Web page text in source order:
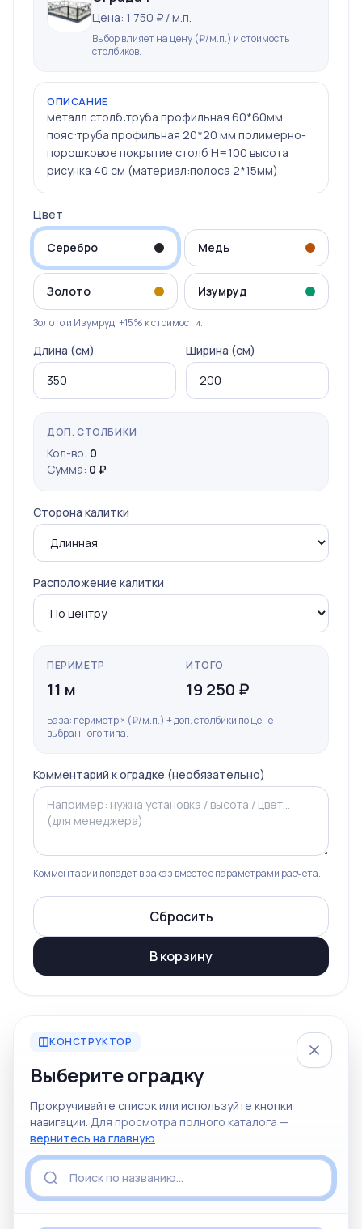
Цена: 1 750 ₽ / м.п.
Выбор влияет на цену (₽/м.п.) и стоимость
столбиков.
ОПИСАНИЕ
металл.столб:труба профильная 60*60мм
пояс:труба профильная 20*20 мм полимерно-
порошковое покрытие столб Н=100 высота
рисунка 40 см (материал:полоса 2*15мм)
Цвет
Серебро Медь
Золото Изумруд
Золото и Изумруд: +15% к стоимости.
Длина (см) Ширина (см)
ДОП. СТОЛБИКИ
Кол-во: 0
Сумма: 0 ₽
Сторона калитки
Расположение калитки
ПЕРИМЕТР
11 м
ИТОГО
19 250 ₽
База: периметр × (₽/м.п.) + доп. столбики по цене
выбранного типа.
Комментарий к оградке (необязательно)
Комментарий попадёт в заказ вместе с параметрами расчёта.
Сбросить
В корзину
КОНСТРУКТОР
Выберите оградку
Прокручивайте список или используйте кнопки
навигации. Для просмотра полного каталога —
вернитесь на главную
© 2026 Железный мир
Ритуальные товары и услуги в Красноярске
Отдел продаж
+7 (967) 612-51-61
Ритуальные услуги
Политика конфиденциальностиПользовательское соглашение
Не является офертой